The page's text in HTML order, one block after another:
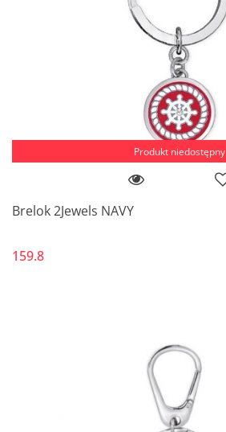
Produkt niedostępny
Brelok 2Jewels NAVY
159.8